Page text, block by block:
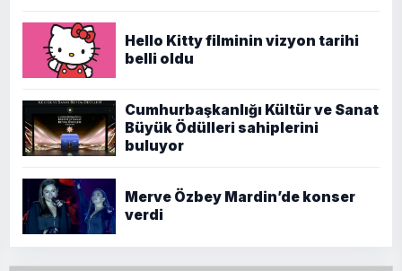
Hello Kitty filminin vizyon tarihi
belli oldu
Cumhurbaşkanlığı Kültür ve Sanat
Büyük Ödülleri sahiplerini
buluyor
Merve Özbey Mardin’de konser
verdi